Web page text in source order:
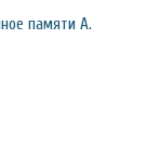
памяти А.